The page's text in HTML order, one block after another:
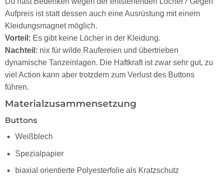
Aufpreis ist statt dessen auch eine Ausrüstung mit einem
Kleidungsmagnet möglich.
Vorteil: Es gibt keine Löcher in der Kleidung.
Nachteil: nix für wilde Raufereien und übertrieben
dynamische Tanzeinlagen. Die Haftkraft ist zwar sehr gut, zu
viel Action kann aber trotzdem zum Verlust des Buttons
führen.
Materialzusammensetzung
Buttons
Weißblech
Spezialpapier
biaxial orientierte Polyesterfolie als Kratzschutz